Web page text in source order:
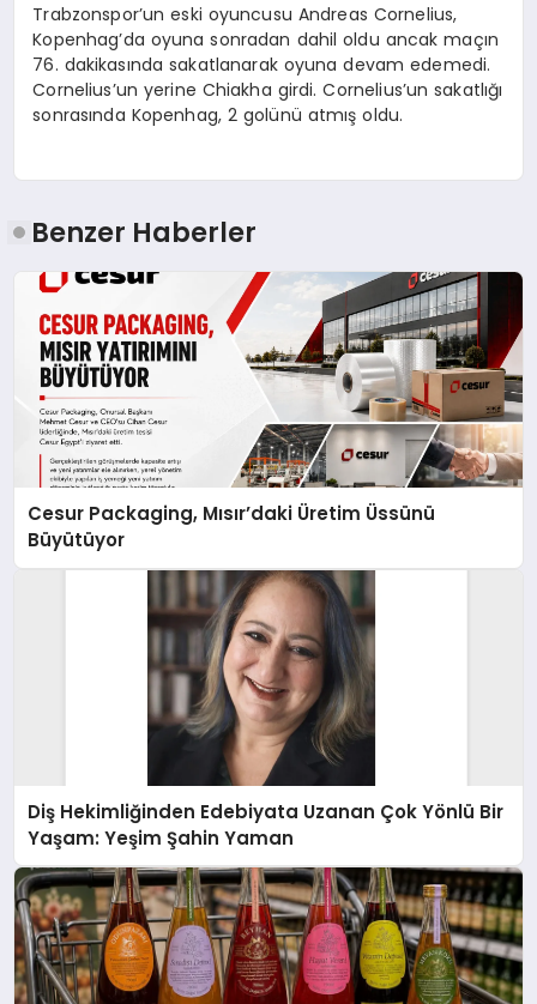
Trabzonspor’un eski oyuncusu Andreas Cornelius,
Kopenhag’da oyuna sonradan dahil oldu ancak maçın
76. dakikasında sakatlanarak oyuna devam edemedi.
Cornelius’un yerine Chiakha girdi. Cornelius’un sakatlığı
sonrasında Kopenhag, 2 golünü atmış oldu.
Benzer Haberler
Cesur Packaging, Mısır’daki Üretim Üssünü
Büyütüyor
Diş Hekimliğinden Edebiyata Uzanan Çok Yönlü Bir
Yaşam: Yeşim Şahin Yaman